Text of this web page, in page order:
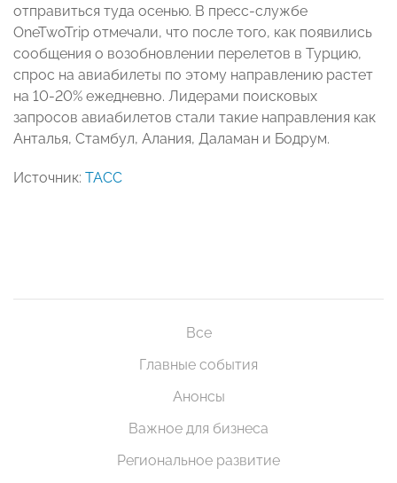
отправиться туда осенью. В пресс-службе
OneTwoTrip отмечали, что после того, как появились
сообщения о возобновлении перелетов в Турцию,
спрос на авиабилеты по этому направлению растет
на 10-20% ежедневно. Лидерами поисковых
запросов авиабилетов стали такие направления как
Анталья, Стамбул, Алания, Даламан и Бодрум.
Источник: ТАСС
Все
Главные события
Анонсы
Важное для бизнеса
Региональное развитие